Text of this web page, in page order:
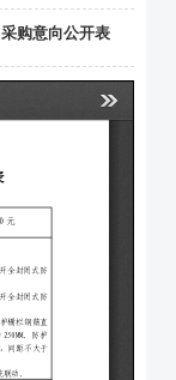
购意向公开表